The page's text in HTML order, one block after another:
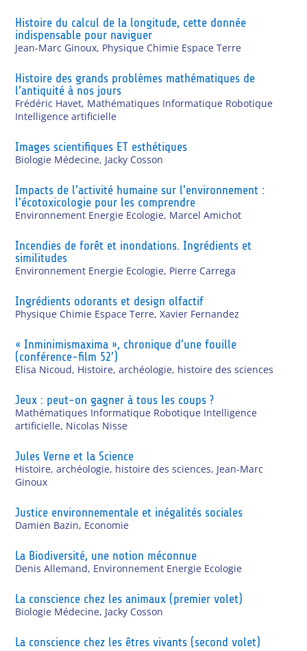
Histoire du calcul de la longitude, cette donnée
indispensable pour naviguer
Jean-Marc Ginoux, Physique Chimie Espace Terre
Histoire des grands problèmes mathématiques de
l’antiquité à nos jours
Frédéric Havet, Mathématiques Informatique Robotique
Intelligence artificielle
Images scientifiques ET esthétiques
Biologie Médecine, Jacky Cosson
Impacts de l’activité humaine sur l’environnement :
l’écotoxicologie pour les comprendre
Environnement Energie Ecologie, Marcel Amichot
Incendies de forêt et inondations. Ingrédients et
similitudes
Environnement Energie Ecologie, Pierre Carrega
Ingrédients odorants et design olfactif
Physique Chimie Espace Terre,Xavier Fernandez
« Inminimismaxima », chronique d’une fouille
(conférence-film 52’)
Elisa Nicoud, Histoire, archéologie, histoire des sciences
Jeux : peut-on gagner à tous les coups ?
Mathématiques Informatique Robotique Intelligence
artificielle, Nicolas Nisse
Jules Verne et la Science
Histoire, archéologie, histoire des sciences, Jean-Marc
Ginoux
Justice environnementale et inégalités sociales
Damien Bazin, Economie
La Biodiversité, une notion méconnue
Denis Allemand, Environnement Energie Ecologie
La conscience chez les animaux (premier volet)
Biologie Médecine, Jacky Cosson
La conscience chez les êtres vivants (second volet)